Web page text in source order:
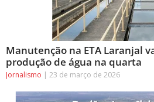
Manutenção na ETA Laranjal
produção de água na quarta
Jornalismo 23 de março de 2026